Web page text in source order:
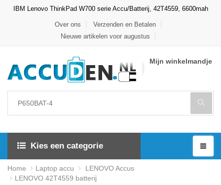
IBM Lenovo ThinkPad W700 serie Accu/Batterij, 42T4559, 6600mah
Over ons
Verzenden en Betalen
Nieuwe artikelen voor augustus
Mijn winkelmandje
Kies een categorie
Home Laptop accu
LENOVO Accus
LENOVO 42T4559 batterij